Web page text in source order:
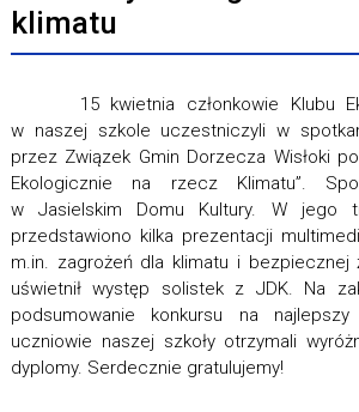
klimatu
15 kwietnia członkowie Klubu
w naszej szkole uczestniczyli w
przez Związek Gmin Dorzecza Wisłoki
Ekologicznie na rzecz Klimatu”.
w Jasielskim Domu Kultury. W jego
przedstawiono kilka prezentacji
m.in. zagrożeń dla klimatu i bezpiecznej
uświetnił występ solistek z JDK. Na
podsumowanie konkursu na
uczniowie naszej szkoły otrzymali
dyplomy. Serdecznie gratulujemy!